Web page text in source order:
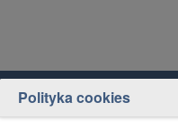
Polityka cookies
Obsługa klienta